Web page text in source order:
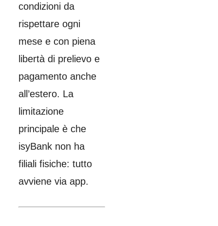
condizioni da
rispettare ogni
mese e con piena
libertà di prelievo e
pagamento anche
all’estero. La
limitazione
principale è che
isyBank non ha
filiali fisiche: tutto
avviene via app.